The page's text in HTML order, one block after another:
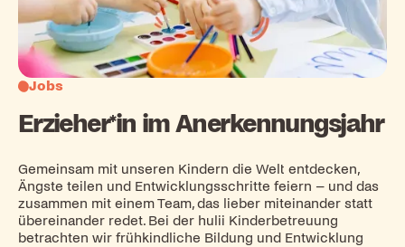
Jobs
Erzieher*in im Anerkennungsjahr
Gemeinsam mit unseren Kindern die Welt entdecken,
Ängste teilen und Entwicklungsschritte feiern – und das
zusammen mit einem Team, das lieber miteinander statt
übereinander redet. Bei der hulii Kinderbetreuung
betrachten wir frühkindliche Bildung und Entwicklung